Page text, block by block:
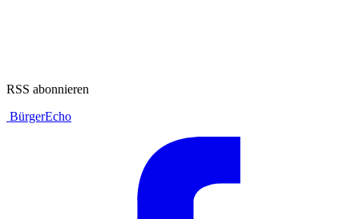
RSS abonnieren
BürgerEcho